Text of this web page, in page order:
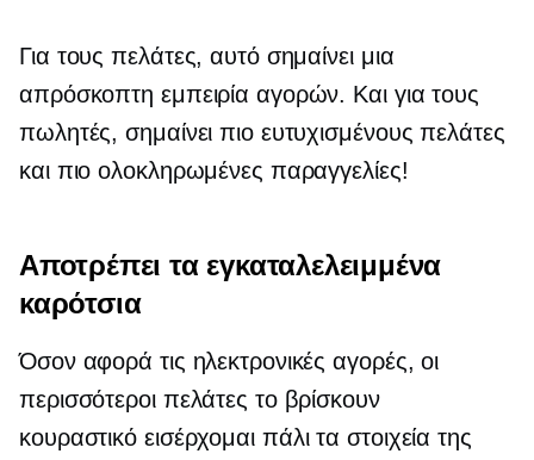
Για τους πελάτες, αυτό σημαίνει μια
απρόσκοπτη εμπειρία αγορών. Και για τους
πωλητές, σημαίνει πιο ευτυχισμένους πελάτες
και πιο ολοκληρωμένες παραγγελίες!
Αποτρέπει τα εγκαταλελειμμένα
καρότσια
Όσον αφορά τις ηλεκτρονικές αγορές, οι
περισσότεροι πελάτες το βρίσκουν
κουραστικό εισέρχομαι πάλιτα στοιχεία της